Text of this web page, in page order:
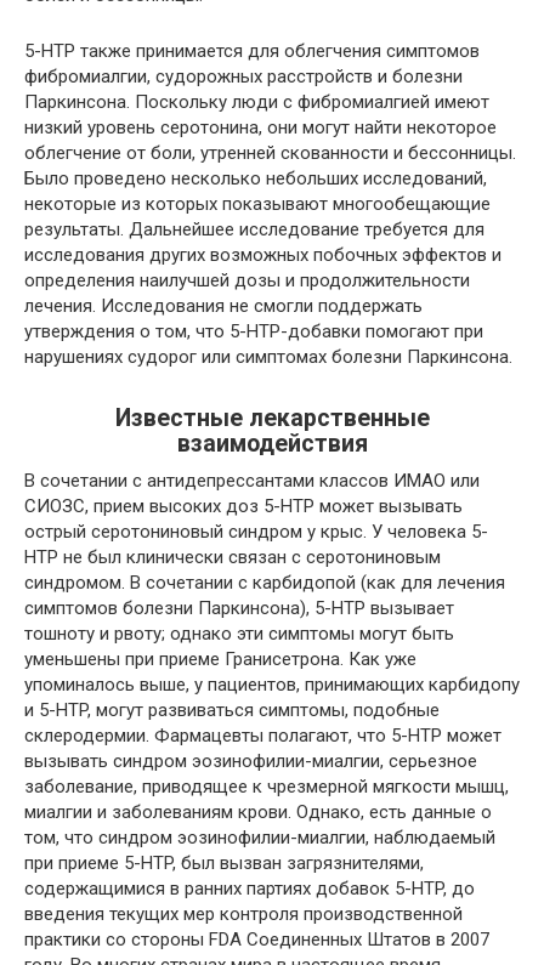
5-HTP также принимается для облегчения симптомов
фибромиалгии, судорожных расстройств и болезни
Паркинсона. Поскольку люди с фибромиалгией имеют
низкий уровень серотонина, они могут найти некоторое
облегчение от боли, утренней скованности и бессонницы.
Было проведено несколько небольших исследований,
некоторые из которых показывают многообещающие
результаты. Дальнейшее исследование требуется для
исследования других возможных побочных эффектов и
определения наилучшей дозы и продолжительности
лечения. Исследования не смогли поддержать
утверждения о том, что 5-HTP-добавки помогают при
нарушениях судорог или симптомах болезни Паркинсона.
Известные лекарственные
взаимодействия
В сочетании с антидепрессантами классов ИМАО или
СИОЗС, прием высоких доз 5-HTP может вызывать
острый серотониновый синдром у крыс. У человека 5-
HTP не был клинически связан с серотониновым
синдромом. В сочетании с карбидопой (как для лечения
симптомов болезни Паркинсона), 5-HTP вызывает
тошноту и рвоту; однако эти симптомы могут быть
уменьшены при приеме Гранисетрона. Как уже
упоминалось выше, у пациентов, принимающих карбидопу
и 5-HTP, могут развиваться симптомы, подобные
склеродермии. Фармацевты полагают, что 5-HTP может
вызывать синдром эозинофилии-миалгии, серьезное
заболевание, приводящее к чрезмерной мягкости мышц,
миалгии и заболеваниям крови. Однако, есть данные о
том, что синдром эозинофилии-миалгии, наблюдаемый
при приеме 5-HTP, был вызван загрязнителями,
содержащимися в ранних партиях добавок 5-HTP, до
введения текущих мер контроля производственной
практики со стороны FDA Соединенных Штатов в 2007